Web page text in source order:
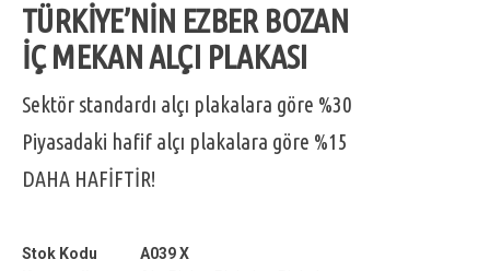
TÜRKİYE’NİN EZBER BOZAN
İÇ MEKAN ALÇI PLAKASI
Sektör standardı alçı plakalara göre %30
Piyasadaki hafif alçı plakalara göre %15
DAHA HAFİFTİR!
Stok Kodu
A039 X